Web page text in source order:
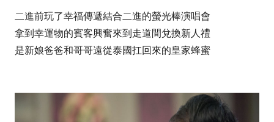
二進前玩了幸福傳遞結合二進的螢光棒演唱會
拿到幸運物的賓客興奮來到走道間兌換新人禮
是新娘爸爸和哥哥遠從泰國扛回來的皇家蜂蜜